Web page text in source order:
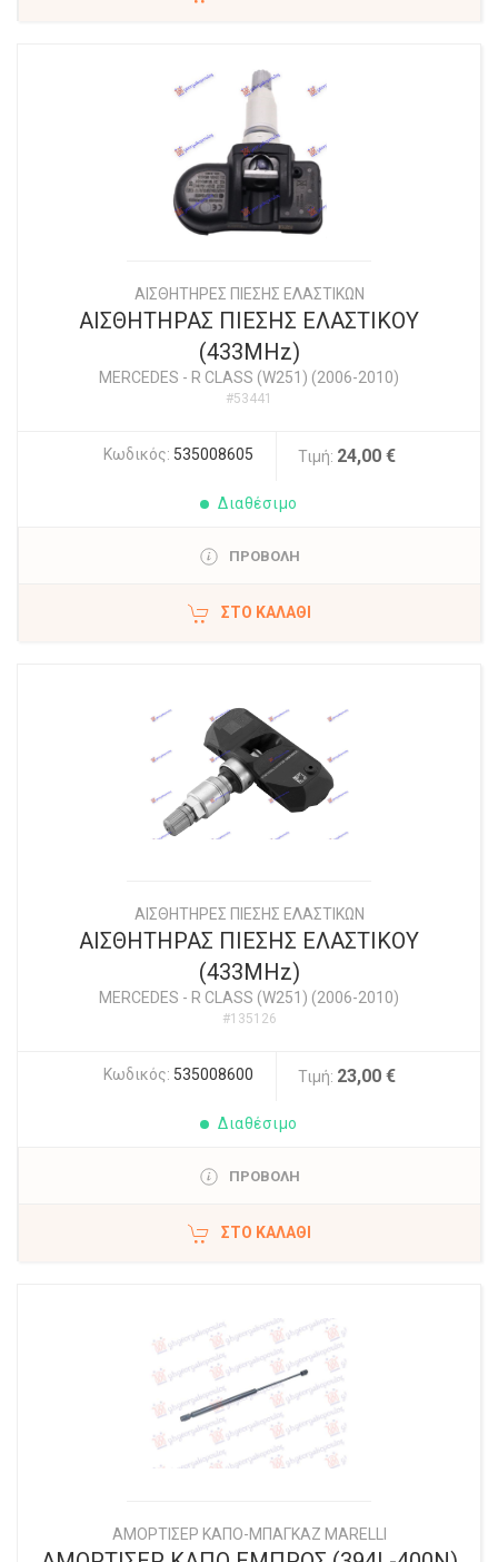
ΑΙΣΘΗΤΗΡΕΣ ΠΙΕΣΗΣ ΕΛΑΣΤΙΚΩΝ
ΑΙΣΘΗΤΗΡΑΣ ΠΙΕΣΗΣ ΕΛΑΣΤΙΚΟΥ
(433MHz)
MERCEDES - R CLASS (W251) (2006-2010)
#53441
Κωδικός: 535008605 Τιμή: 24,00 €
Διαθέσιμο
ΠΡΟΒΟΛΗ
ΣΤΟ ΚΑΛΆΘΙ
ΑΙΣΘΗΤΗΡΕΣ ΠΙΕΣΗΣ ΕΛΑΣΤΙΚΩΝ
ΑΙΣΘΗΤΗΡΑΣ ΠΙΕΣΗΣ ΕΛΑΣΤΙΚΟΥ
(433MHz)
MERCEDES - R CLASS (W251) (2006-2010)
#135126
Κωδικός: 535008600 Τιμή: 23,00 €
Διαθέσιμο
ΠΡΟΒΟΛΗ
ΣΤΟ ΚΑΛΆΘΙ
ΑΜΟΡΤΙΣΕΡ ΚΑΠΟ-ΜΠΑΓΚΑΖ MARELLI